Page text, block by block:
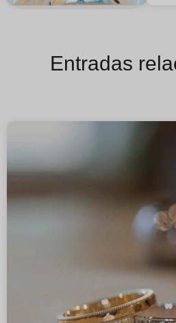
Entradas